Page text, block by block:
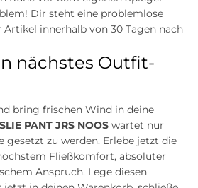
Dir steht eine problemlose
Artikel innerhalb von 30 Tagen nach
nächstes Outfit-
bring frischen Wind in deine
PANT JRS NOOS wartet nur
gesetzt zu werden. Erlebe jetzt die
Fließkomfort, absoluter
Anspruch. Lege diesen